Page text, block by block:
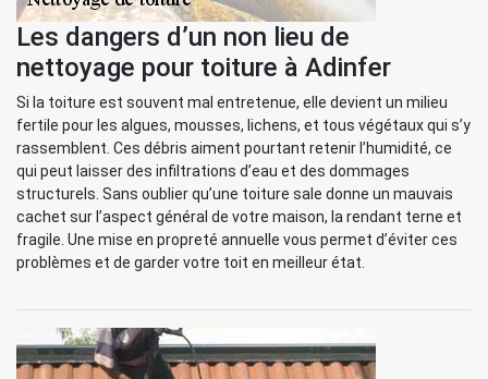
Les dangers d’un non lieu de
nettoyage pour toiture à Adinfer
Si la toiture est souvent mal entretenue, elle devient un milieu
fertile pour les algues, mousses, lichens, et tous végétaux qui s’y
rassemblent. Ces débris aiment pourtant retenir l’humidité, ce
qui peut laisser des infiltrations d’eau et des dommages
structurels. Sans oublier qu’une toiture sale donne un mauvais
cachet sur l’aspect général de votre maison, la rendant terne et
fragile. Une mise en propreté annuelle vous permet d’éviter ces
problèmes et de garder votre toit en meilleur état.